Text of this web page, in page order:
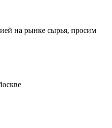
на рынке сырья, просим